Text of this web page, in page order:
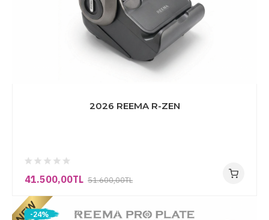
2026 REEMA R-ZEN
41.500,00TL 51.600,00TL
-24%